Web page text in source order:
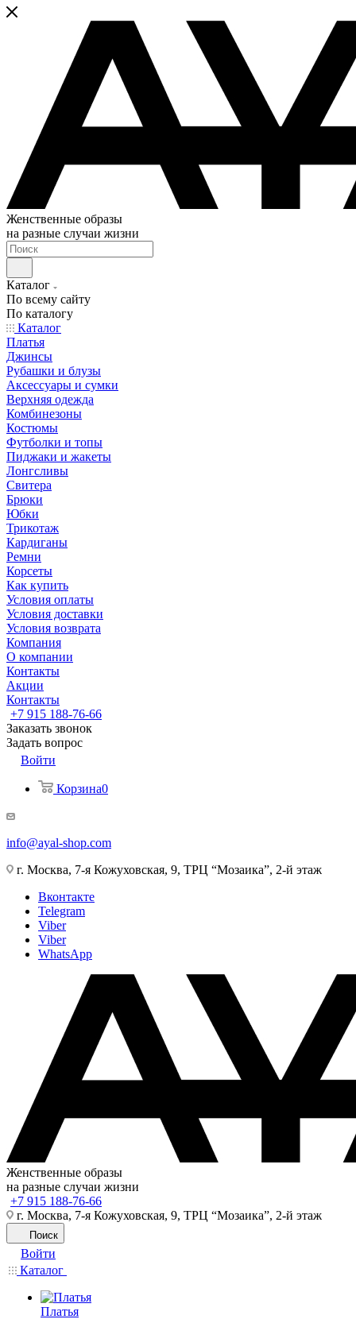
Женственные образы
на разные случаи жизни
Каталог
По всему сайту
По каталогу
Каталог
Платья
Джинсы
Рубашки и блузы
Аксессуары и сумки
Верхняя одежда
Комбинезоны
Костюмы
Футболки и топы
Пиджаки и жакеты
Лонгсливы
Свитера
Брюки
Юбки
Трикотаж
Кардиганы
Ремни
Корсеты
Как купить
Условия оплаты
Условия доставки
Условия возврата
Компания
О компании
Контакты
Акции
Контакты
+7 915 188-76-66
Заказать звонок
Задать вопрос
Войти
Корзина0
info@ayal-shop.com
г. Москва, 7-я Кожуховская, 9, ТРЦ “Мозаика”, 2-й этаж
Вконтакте
Telegram
Viber
Viber
WhatsApp
Женственные образы
на разные случаи жизни
+7 915 188-76-66
г. Москва, 7-я Кожуховская, 9, ТРЦ “Мозаика”, 2-й этаж
Поиск
Войти
Каталог
Платья